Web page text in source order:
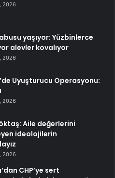
2026
yaşıyor: Yüzbinlerce
alevler kovalıyor
2026
Uyuşturucu Operasyonu:
2026
Aile değerlerini
ideolojilerin
2026
CHP’ye sert